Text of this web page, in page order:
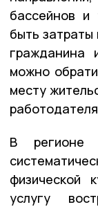
бассейнов и
быть затраты
гражданина
можно
месту
В регионе
физической
услугу